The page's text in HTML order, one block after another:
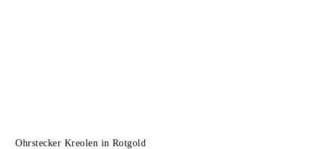
Ohrstecker Kreolen in Rotgold